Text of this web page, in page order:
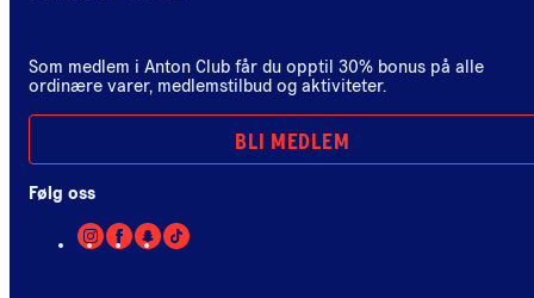
Som medlem i Anton Club får du opptil 30% bonus på alle
ordinære varer, medlemstilbud og aktiviteter.
BLI MEDLEM
Følg oss